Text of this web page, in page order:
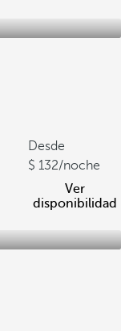
Desde
132/noche
Ver
disponibilidad